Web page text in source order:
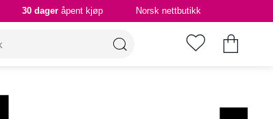
30 dager åpent kjøp Norsk nettbutikk